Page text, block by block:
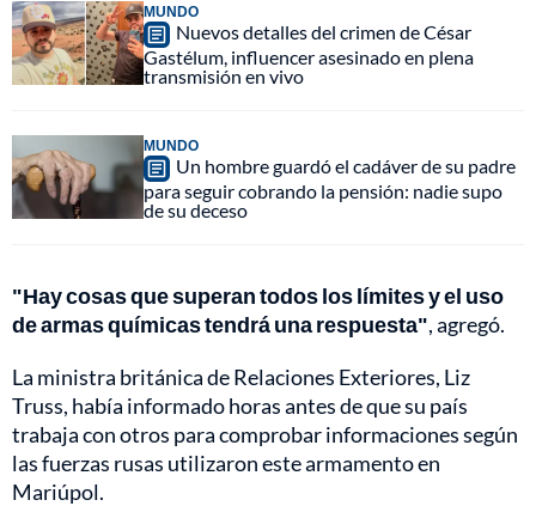
MUNDO
Nuevos detalles del crimen de César
Gastélum, influencer asesinado en plena
transmisión en vivo
MUNDO
Un hombre guardó el cadáver de su padre
para seguir cobrando la pensión: nadie supo
de su deceso
"Hay cosas que superan todos los límites y el uso
de armas químicas tendrá una respuesta", agregó.
La ministra británica de Relaciones Exteriores, Liz
Truss, había informado horas antes de que su país
trabaja con otros para comprobar informaciones según
las fuerzas rusas utilizaron este armamento en
Mariúpol.